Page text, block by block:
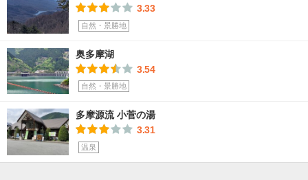
3.33
自然・景勝地
奥多摩湖
3.54
自然・景勝地
多摩源流 小菅の湯
3.31
温泉